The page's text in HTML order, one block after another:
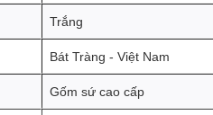
Trắng
Bát Tràng - Việt Nam
Gốm sứ cao cấp